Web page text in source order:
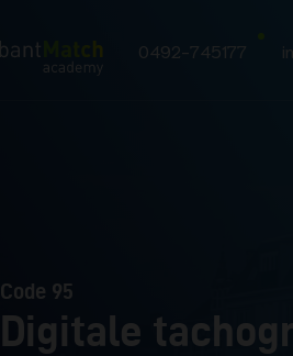
0492-745177
Code 95
Digitale